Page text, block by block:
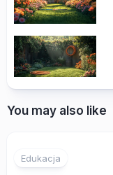
You may also like
Edukacja